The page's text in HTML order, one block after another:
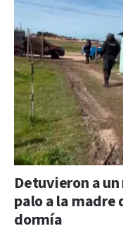
Detuvieron a
palo a la madre
dormía